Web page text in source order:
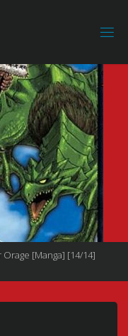
[Manga] [14/14]